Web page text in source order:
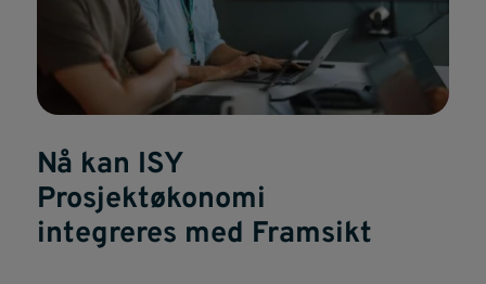
Nå kan ISY
Prosjektøkonomi
integreres med Framsikt